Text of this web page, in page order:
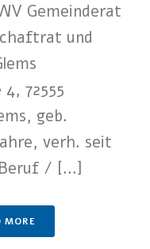
Gemeinderat
und
72555
geb.
verh. seit
/ [...]
MORE